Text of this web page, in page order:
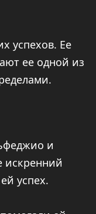
успехов. Ее
ее одной из
и
искренний
успех.